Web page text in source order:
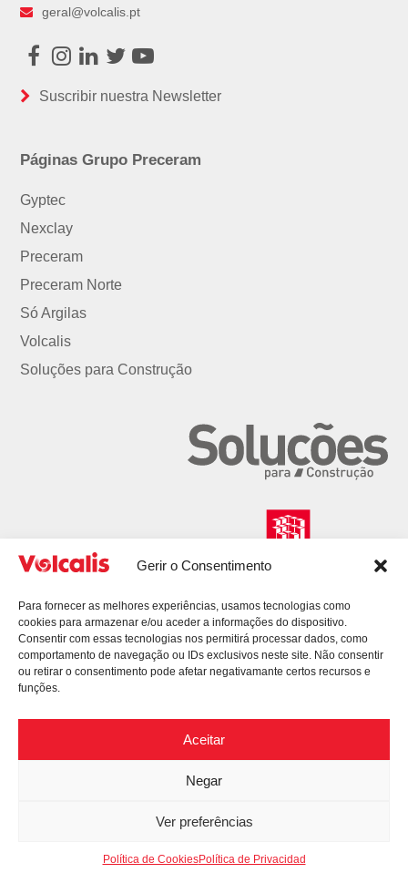
Gerir o Consentimento
Para fornecer as melhores experiências, usamos tecnologias como
cookies para armazenar e/ou aceder a informações do dispositivo.
Consentir com essas tecnologias nos permitirá processar dados, como
comportamento de navegação ou IDs exclusivos neste site. Não consentir
ou retirar o consentimento pode afetar negativamante certos recursos e
funções.
Aceitar
Negar
Ver preferências
Política de CookiesPolítica de Privacidad
geral@volcalis.pt
Facebook
Instagram
LinkedIn
TwitterYoutube
Suscribir nuestra Newsletter
Páginas Grupo Preceram
Gyptec
Nexclay
Preceram
Preceram Norte
Só Argilas
Volcalis
Soluções para Construção
Política de Privacidad
Libro de Reclamaciones
Mapa del Sitio